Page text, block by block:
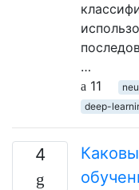
…
11
deep-
4